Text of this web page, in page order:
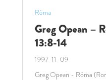
Róma
Greg Opean –
13:8-14
1997-11-09
Greg Opean - Róma